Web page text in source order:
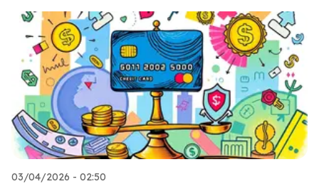
03/04/2026 - 02:50